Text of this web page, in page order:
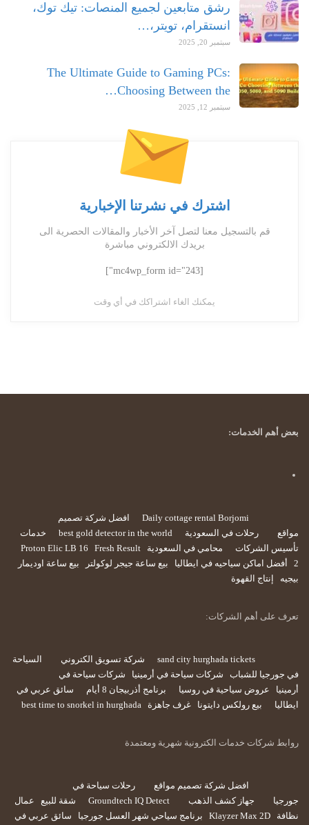
رشق متابعين لجميع المنصات: تيك توك،
انستقرام، تويتر،…
سبتمبر 20, 2025
The Ultimate Guide to Gaming PCs:
Choosing Between the…
سبتمبر 12, 2025
اشترك في نشرتنا الإخبارية
قم بالتسجيل معنا لتصل آخر الأخبار والمقالات الحصرية الى
بريدك الالكتروني مباشرة
[mc4wp_form id="243"]
يمكنك الغاء اشتراكك في أي وقت
بعض أهم الخدمات:
Daily cottage rental Borjomi
افضل شركة تصميم
مواقع
رحلات في السعودية best gold detector in the world
خدمات
تأسيس الشركات
محامي في السعودية Proton Elic LB 16
Fresh Result
2
أفضل اماكن سياحيه في ايطاليا بيع ساعة جيجر لوكولتر
بيع ساعة اوديمار
بيجيه
إنتاج القهوة
تعرف على أهم الشركات:
sand city hurghada tickets شركة تسويق الكتروني
السياحة
في جورجيا للشباب
شركات سياحة في أرمينيا
شركات سياحة في
أرمينيا
عروض سياحية في روسيا برنامج أذربيجان 8 أيام
سائق عربي في
ايطاليا
بيع رولكس دايتونا غرف جاهزة best time to snorkel in hurghada
روابط شركات خدمات الكترونية شهرية ومعتمدة
افضل شركة تصميم مواقع
رحلات سياحة في
جورجيا
جهاز كشف الذهب Groundtech IQ Detect شقة للبيع
عمال
نظافة
Klayzer Max 2D برنامج سياحي شهر العسل جورجيا سائق عربي في